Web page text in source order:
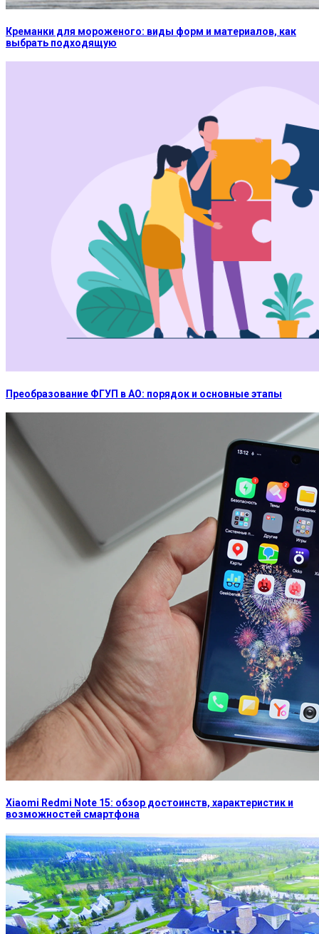
Креманки для мороженого: виды форм и материалов, как
выбрать подходящую
Преобразование ФГУП в АО: порядок и основные этапы
Xiaomi Redmi Note 15: обзор достоинств, характеристик и
возможностей смартфона